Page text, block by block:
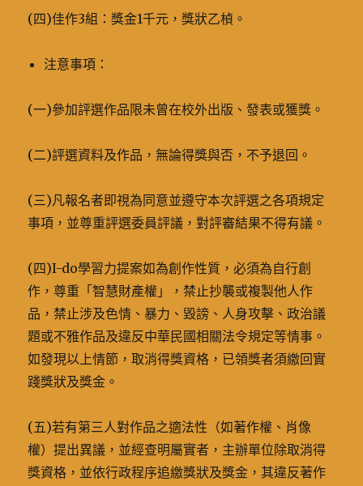
(四)佳作3組：獎金1千元，獎狀乙楨。
注意事項：
(一)參加評選作品限未曾在校外出版、發表或獲獎。
(二)評選資料及作品，無論得獎與否，不予退回。
(三)凡報名者即視為同意並遵守本次評選之各項規定
事項，並尊重評選委員評議，對評審結果不得有議。
(四)I-do學習力提案如為創作性質，必須為自行創
作，尊重「智慧財產權」，禁止抄襲或複製他人作
品，禁止涉及色情、暴力、毀謗、人身攻擊、政治議
題或不雅作品及違反中華民國相關法令規定等情事。
如發現以上情節，取消得獎資格，已領獎者須繳回實
踐獎狀及獎金。
(五)若有第三人對作品之適法性（如著作權、肖像
權）提出異議，並經查明屬實者，主辦單位除取消得
獎資格，並依行政程序追繳獎狀及獎金，其違反著作